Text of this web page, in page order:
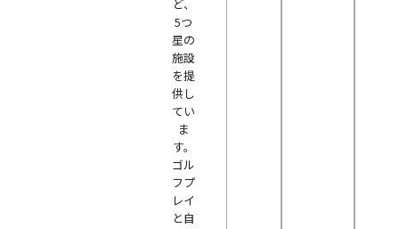
ど、
5つ
星の
施設
を提
供し
てい
ま
す。
ゴル
フプ
レイ
と自